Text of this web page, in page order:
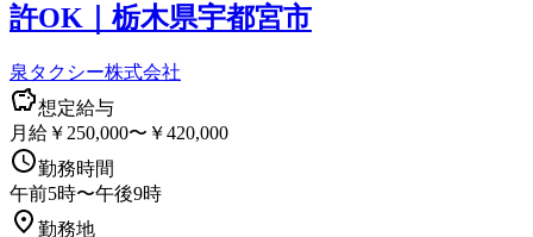
許OK｜栃木県宇都宮市
泉タクシー株式会社
想定給与
月給￥250,000〜￥420,000
勤務時間
午前5時〜午後9時
勤務地